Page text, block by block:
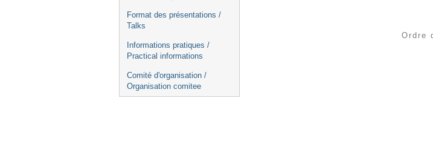
Format des présentations /
Talks
Informations pratiques /
Practical informations
Comité d'organisation /
Organisation comitee
Ordre